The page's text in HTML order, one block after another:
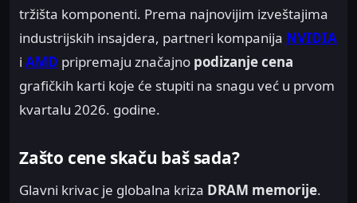
tržišta komponenti. Prema najnovijim izveštajima
industrijskih insajdera, partneri kompanija NVIDIA
i AMD pripremaju značajno podizanje cena
grafičkih karti koje će stupiti na snagu već u prvom
kvartalu 2026. godine.
Zašto cene skaču baš sada?
Glavni krivac je globalna kriza DRAM memorije.